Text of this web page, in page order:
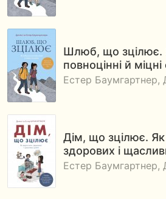
Шлюб, що зцілює.
повноцінні й
Естер Баумгартнер,
Дім, що зцілює.
здорових і
Естер Баумгартнер,